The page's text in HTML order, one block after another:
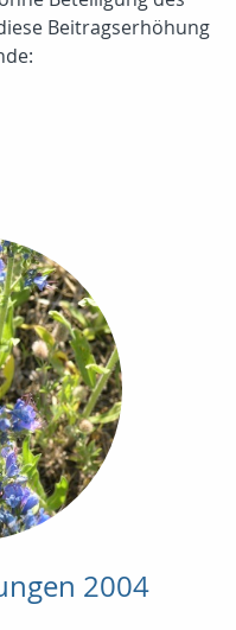
Beitragserhöhung
2004